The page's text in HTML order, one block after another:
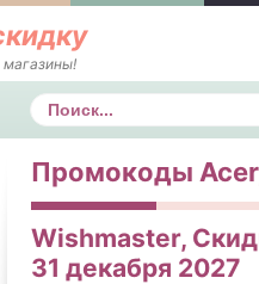
Поиск
Промокоды
Wishmaster,
31 декабря 2027